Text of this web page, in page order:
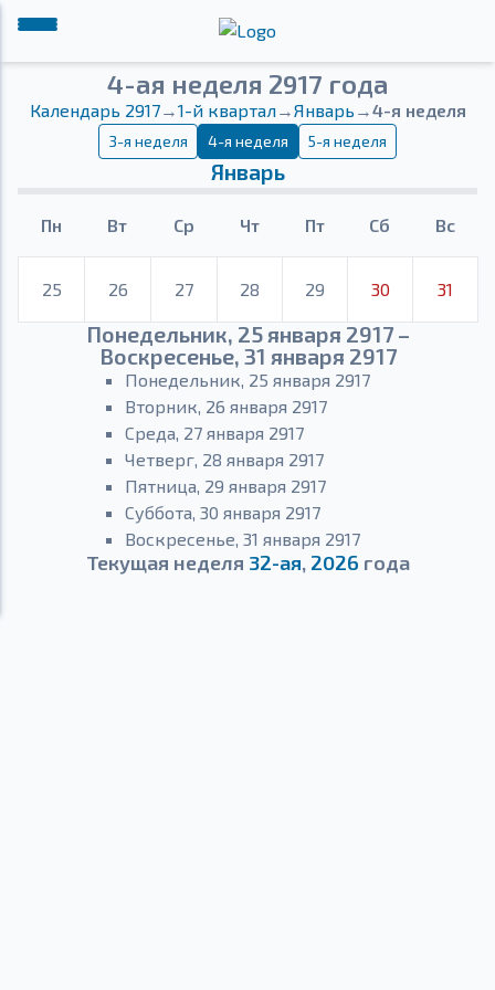
4-ая неделя 2917 года
Календарь 2917→1-й квартал→Январь →4-я неделя
3-я неделя 4-я неделя 5-я неделя
Январь
Пн Вт Ср Чт Пт Сб Вс
25 26 27 28 29 30 31
Понедельник, 25 января 2917 –
Воскресенье, 31 января 2917
Понедельник, 25 января 2917
Вторник, 26 января 2917
Среда, 27 января 2917
Четверг, 28 января 2917
Пятница, 29 января 2917
Суббота, 30 января 2917
Воскресенье, 31 января 2917
Текущая неделя 32-ая, 2026 года